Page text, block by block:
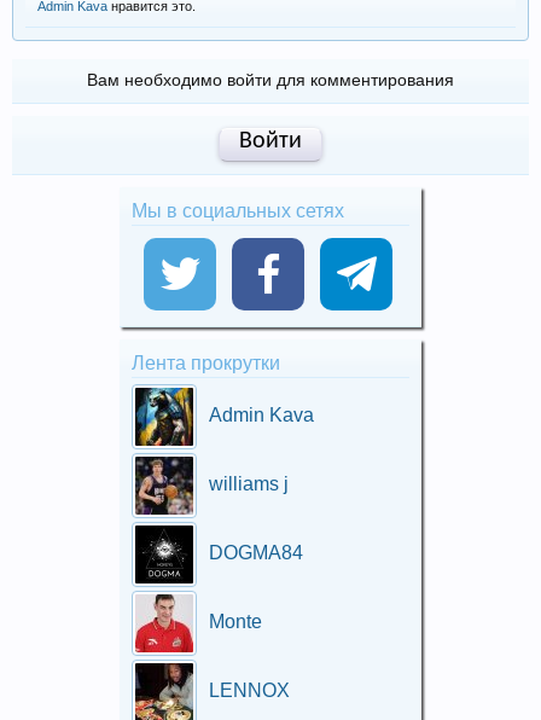
Admin Kava нравится это.
Вам необходимо войти для комментирования
Войти
Мы в социальных сетях
Лента прокрутки
Admin Kava
williams j
DOGMA84
Monte
LENNOX